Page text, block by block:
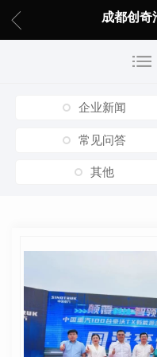
成都创奇
企业新闻
常见问答
其他